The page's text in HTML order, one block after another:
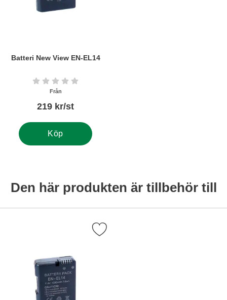
Batteri New View EN-EL14
Art. nr5619 Betyg: 0 stjärnor av 5
Från
219 kr/st
Köp
Den här produkten är tillbehör till
Markera batteri New View EN-EL14 som favorit